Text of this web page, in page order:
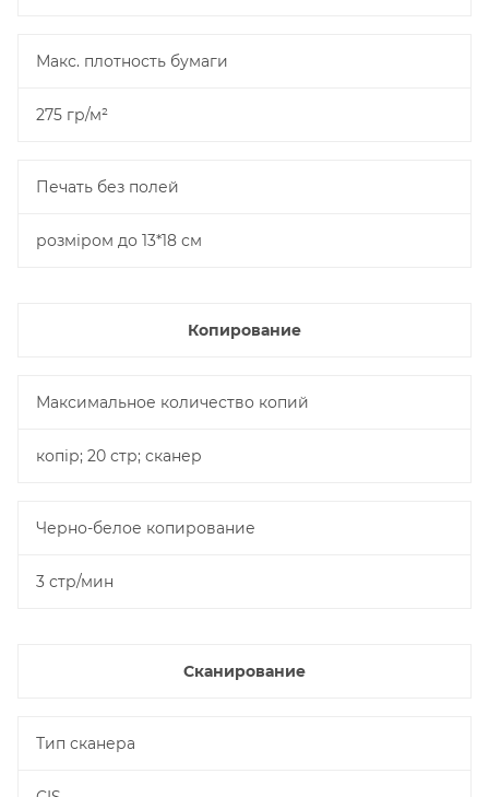
Макс. плотность бумаги
275 гр/м²
Печать без полей
розміром до 13*18 см
Копирование
Максимальное количество копий
копір; 20 стр; сканер
Черно-белое копирование
3 стр/мин
Сканирование
Тип сканера